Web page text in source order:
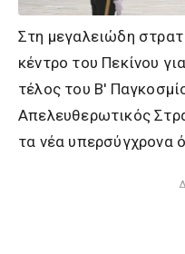
Στη μεγαλειώδη
κέντρο του Πεκίνου
τέλος του Β'
Απελευθερωτικός
τα νέα υπερσύγχρονα